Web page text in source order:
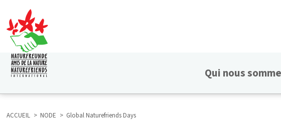
contenu
principal
HAUPTNAVIGATION Qui nous
ACCUEIL NODE Global Naturefriends Days